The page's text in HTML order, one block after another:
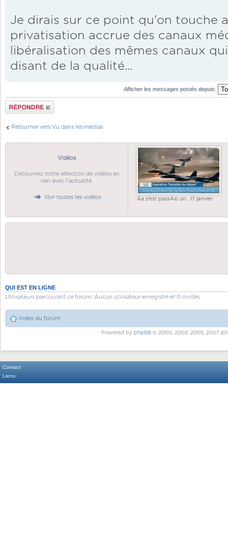
Je dirais sur ce point qu'on touche
privatisation accrue des canaux
libéralisation des mêmes canaux
disant de la qualité...
Afficher les messages postés depuis:
Répondre
Retourner vers Vu dans les médias
Vidéos
Découvrez notre sélection de vidéos en
lien avec l'actualité.
Voir toutes les vidéos Ãa s'est passÃ© un... 17 janvier
QUI EST EN LIGNE
Utilisateurs parcourant ce forum: Aucun utilisateur enregistré et 0 invités
Index du forum
Powered by phpBB© 2000, 2002, 2005, 2007
Contact
Liens